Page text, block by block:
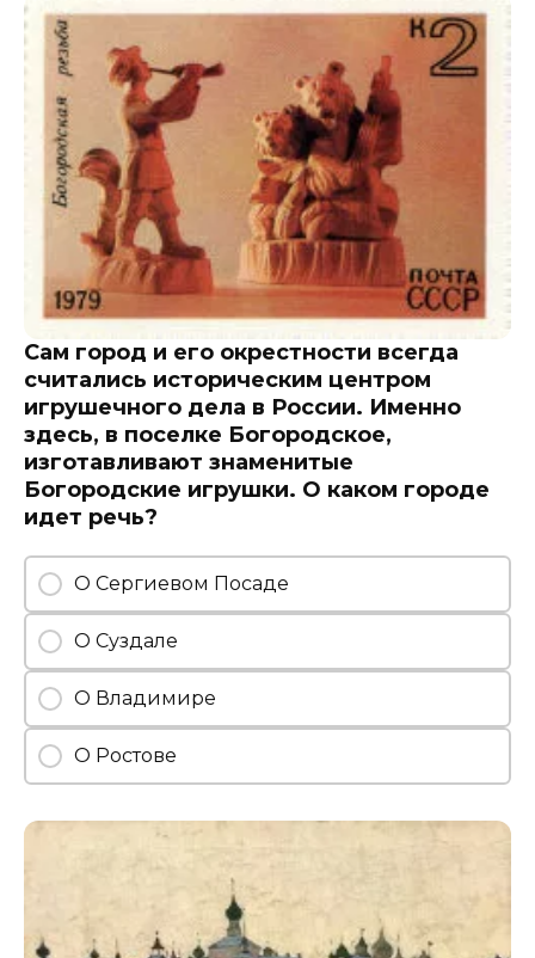
Сам город и его окрестности всегда
считались историческим центром
игрушечного дела в России. Именно
здесь, в поселке Богородское,
изготавливают знаменитые
Богородские игрушки. О каком городе
идет речь?
О Сергиевом Посаде
О Суздале
О Владимире
О Ростове